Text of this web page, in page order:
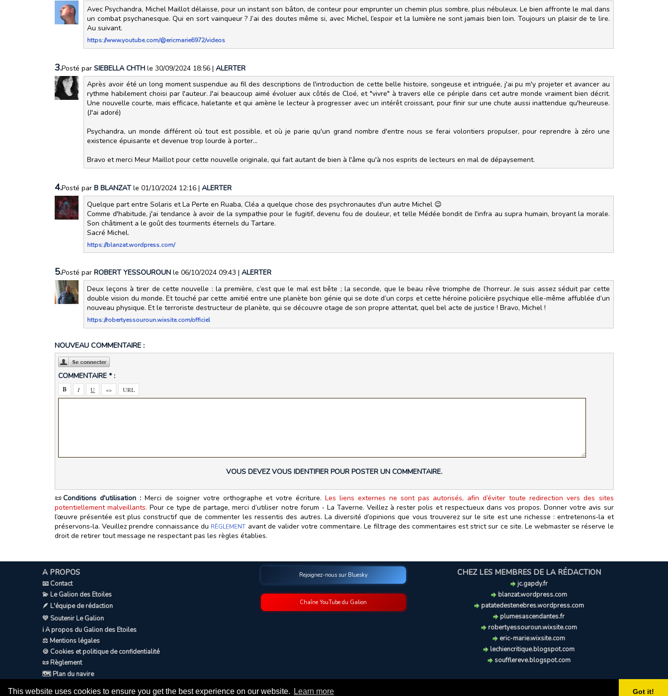
This website uses cookies to ensure you get the best experience on our website. Learn more Got it!
Avec Psychandra, Michel Maillot délaisse, pour un instant son bâton, de conteur pour emprunter un chemin plus sombre, plus nébuleux. Le bien affronte le mal dans
un combat psychanesque. Qui en sort vainqueur ? J’ai des doutes même si, avec Michel, l’espoir et la lumière ne sont jamais bien loin. Toujours un plaisir de te lire.
Au suivant.
https://www.youtube.com/@ericmarie6972/videos
3.Posté par SIEBELLA CHTH le 30/09/2024 18:56 | ALERTER
Après avoir été un long moment suspendue au fil des descriptions de l'introduction de cette belle histoire, songeuse et intriguée, j'ai pu m'y projeter et avancer au
rythme habilement choisi par l'auteur. J'ai beaucoup aimé évoluer aux côtés de Cloé, et "vivre" à travers elle ce périple dans cet autre monde vraiment bien décrit.
Une nouvelle courte, mais efficace, haletante et qui amène le lecteur à progresser avec un intérêt croissant, pour finir sur une chute aussi inattendue qu'heureuse.
(J'ai adoré)
Psychandra, un monde différent où tout est possible, et où je parie qu'un grand nombre d'entre nous se ferai volontiers propulser, pour reprendre à zéro une
existence épuisante et devenue trop lourde à porter...
Bravo et merci Meur Maillot pour cette nouvelle originale, qui fait autant de bien à l'âme qu'à nos esprits de lecteurs en mal de dépaysement.
4.Posté par B BLANZATle 01/10/2024 12:16 | ALERTER
Quelque part entre Solaris et La Perte en Ruaba, Cléa a quelque chose des psychronautes d'un autre Michel 😉
Comme d'habitude, j'ai tendance à avoir de la sympathie pour le fugitif, devenu fou de douleur, et telle Médée bondit de l'infra au supra humain, broyant la morale.
Son châtiment a le goût des tourments éternels du Tartare.
Sacré Michel.
https://blanzat.wordpress.com/
5.Posté par ROBERT YESSOUROUN le 06/10/2024 09:43 | ALERTER
Deux leçons à tirer de cette nouvelle : la première, c’est que le mal est bête ; la seconde, que le beau rêve triomphe de l’horreur. Je suis assez séduit par cette
double vision du monde. Et touché par cette amitié entre une planète bon génie qui se dote d’un corps et cette héroïne policière psychique elle-même affublée d’un
nouveau physique. Et le terroriste destructeur de planète, qui se découvre otage de son propre attentat, quel bel acte de justice ! Bravo, Michel !
https://robertyessouroun.wixsite.com/officiel
NOUVEAU COMMENTAIRE :
COMMENTAIRE * :
VOUS DEVEZ VOUS IDENTIFIER POUR POSTER UN COMMENTAIRE.
📜Conditions d'utilisation :Merci de soigner votre orthographe et votre écriture.Les liens externes ne sont pas autorisés, afin d’éviter toute redirection vers des sites
potentiellement malveillants. Pour ce type de partage, merci d’utiliser notre forum - La Taverne. Veillez à rester polis et respectueux dans vos propos. Donner votre avis sur
l’œuvre présentée est plus constructif que de commenter les ressentis des autres. La diversité d’opinions que vous trouverez sur le site est une richesse : entretenons‑la et
préservons‑la. Veuillez prendre connaissance du RÈGLEMENT avant de valider votre commentaire. Le filtrage des commentaires est strict sur ce site. Le webmaster se réserve le
droit de retirer tout message ne respectant pas les règles établies.
A PROPOS
📧 Contact
💫 Le Galion des Etoiles
🪶 L'équipe de rédaction
💛 Soutenir Le Galion
ℹ️ A propos du Galion des Etoiles
⚖️ Mentions légales
🍪 Cookies et politique de confidentialité
📜 Règlement
🗺️ Plan du navire
Rejoignez-nous sur Bluesky
Chaîne YouTube du Galion
CHEZ LES MEMBRES DE LA RÉDACTION
jc.gapdy.fr
blanzat.wordpress.com
patatedestenebres.wordpress.com
plumesascendantes.fr
robertyessouroun.wixsite.com
eric-marie.wixsite.com
lechiencritique.blogspot.com
soufflereve.blogspot.com
© 2009-2026 Le Galion des Etoiles. Tous droits réservés.